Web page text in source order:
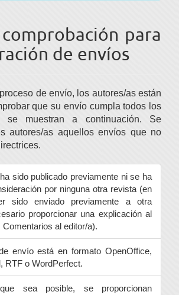
para
de envíos
de envío, los autores/as están
que su envío cumpla todos los
se muestran a continuación. Se
autores/as aquellos envíos que no
sido publicado previamente ni se ha
por ninguna otra revista (en
sido enviado previamente a otra
proporcionar una explicación al
al editor/a).
envío está en formato OpenOffice,
RTF o WordPerfect.
sea posible, se proporcionan